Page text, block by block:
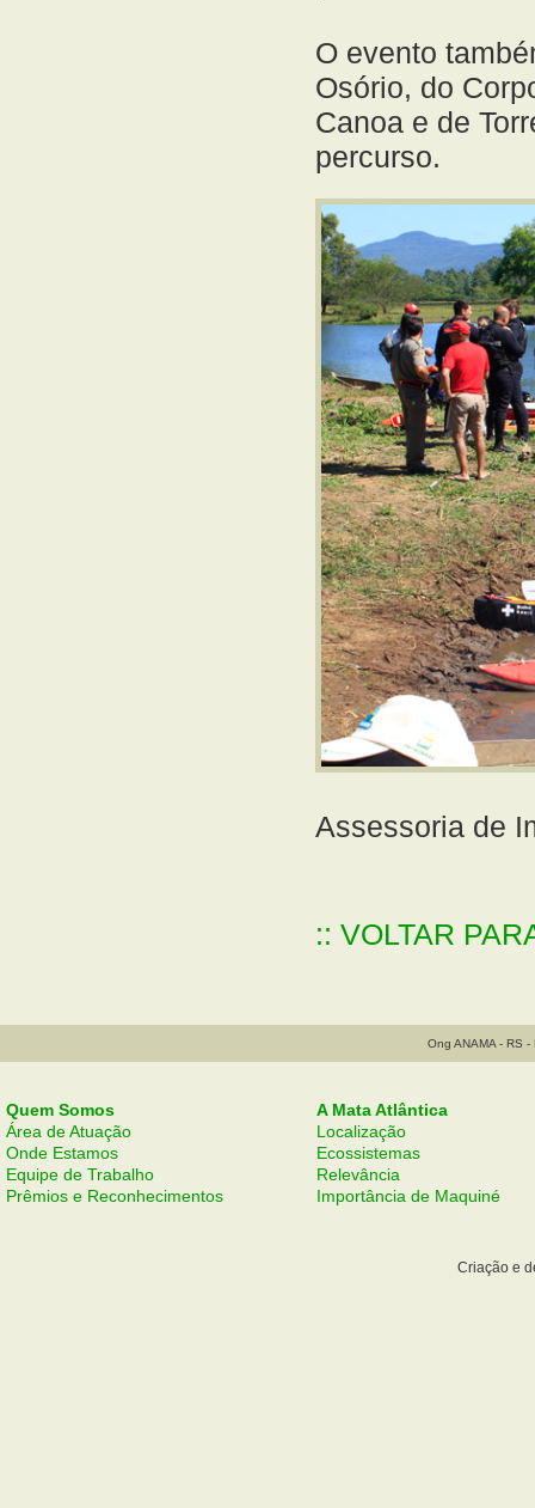
O evento
Osório, do
Canoa e de
percurso.
Assessoria de
:: VOLTAR
Ong ANAMA - RS
Quem Somos
Área de Atuação
Onde Estamos
Equipe de Trabalho
Prêmios e Reconhecimentos
A Mata Atlântica
Localização
Ecossistemas
Relevância
Importância de Maquiné
Criação e